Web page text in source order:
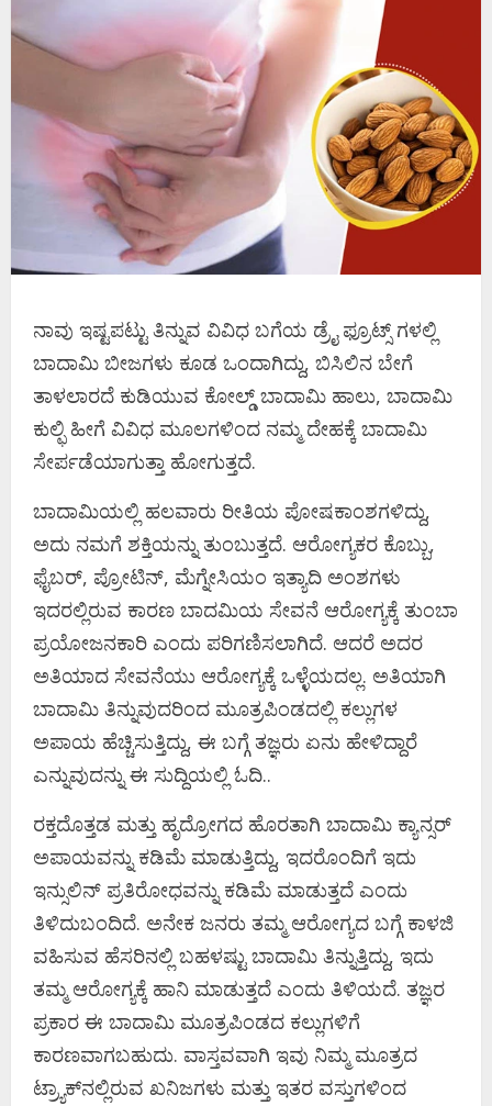
ನಾವು ಇಷ್ಟಪಟ್ಟು ತಿನ್ನುವ ವಿವಿಧ ಬಗೆಯ ಡ್ರೈ ಫ್ರೂಟ್ಸ್ ಗಳಲ್ಲಿ
ಬಾದಾಮಿ ಬೀಜಗಳು ಕೂಡ ಒಂದಾಗಿದ್ದು, ಬಿಸಿಲಿನ ಬೇಗೆ
ತಾಳಲಾರದೆ ಕುಡಿಯುವ ಕೋಲ್ಡ್ ಬಾದಾಮಿ ಹಾಲು, ಬಾದಾಮಿ
ಕುಲ್ಫಿ ಹೀಗೆ ವಿವಿಧ ಮೂಲಗಳಿಂದ ನಮ್ಮ ದೇಹಕ್ಕೆ ಬಾದಾಮಿ
ಸೇರ್ಪಡೆಯಾಗುತ್ತಾ ಹೋಗುತ್ತದೆ.
ಬಾದಾಮಿಯಲ್ಲಿ ಹಲವಾರು ರೀತಿಯ ಪೋಷಕಾಂಶಗಳಿದ್ದು,
ಅದು ನಮಗೆ ಶಕ್ತಿಯನ್ನು ತುಂಬುತ್ತದೆ. ಆರೋಗ್ಯಕರ ಕೊಬ್ಬು,
ಫೈಬರ್, ಪ್ರೋಟಿನ್, ಮೆಗ್ನೇಸಿಯಂ ಇತ್ಯಾದಿ ಅಂಶಗಳು
ಇದರಲ್ಲಿರುವ ಕಾರಣ ಬಾದಮಿಯ ಸೇವನೆ ಆರೋಗ್ಯಕ್ಕೆ ತುಂಬಾ
ಪ್ರಯೋಜನಕಾರಿ ಎಂದು ಪರಿಗಣಿಸಲಾಗಿದೆ. ಆದರೆ ಅದರ
ಅತಿಯಾದ ಸೇವನೆಯು ಆರೋಗ್ಯಕ್ಕೆ ಒಳ್ಳೆಯದಲ್ಲ. ಅತಿಯಾಗಿ
ಬಾದಾಮಿ ತಿನ್ನುವುದರಿಂದ ಮೂತ್ರಪಿಂಡದಲ್ಲಿ ಕಲ್ಲುಗಳ
ಅಪಾಯ ಹೆಚ್ಚಿಸುತ್ತಿದ್ದು, ಈ ಬಗ್ಗೆ ತಜ್ಞರು ಏನು ಹೇಳಿದ್ದಾರೆ
ಎನ್ನುವುದನ್ನು ಈ ಸುದ್ದಿಯಲ್ಲಿ ಓದಿ..
ರಕ್ತದೊತ್ತಡ ಮತ್ತು ಹೃದ್ರೋಗದ ಹೊರತಾಗಿ ಬಾದಾಮಿ ಕ್ಯಾನ್ಸರ್
ಅಪಾಯವನ್ನು ಕಡಿಮೆ ಮಾಡುತ್ತಿದ್ದು, ಇದರೊಂದಿಗೆ ಇದು
ಇನ್ಸುಲಿನ್ ಪ್ರತಿರೋಧವನ್ನು ಕಡಿಮೆ ಮಾಡುತ್ತದೆ ಎಂದು
ತಿಳಿದುಬಂದಿದೆ. ಅನೇಕ ಜನರು ತಮ್ಮ ಆರೋಗ್ಯದ ಬಗ್ಗೆ ಕಾಳಜಿ
ವಹಿಸುವ ಹೆಸರಿನಲ್ಲಿ ಬಹಳಷ್ಟು ಬಾದಾಮಿ ತಿನ್ನುತ್ತಿದ್ದು, ಇದು
ತಮ್ಮ ಆರೋಗ್ಯಕ್ಕೆ ಹಾನಿ ಮಾಡುತ್ತದೆ ಎಂದು ತಿಳಿಯದೆ. ತಜ್ಞರ
ಪ್ರಕಾರ ಈ ಬಾದಾಮಿ ಮೂತ್ರಪಿಂಡದ ಕಲ್ಲುಗಳಿಗೆ
ಕಾರಣವಾಗಬಹುದು. ವಾಸ್ತವವಾಗಿ ಇವು ನಿಮ್ಮ ಮೂತ್ರದ
ಟ್ರ್ಯಾಕ್‌ನಲ್ಲಿರುವ ಖನಿಜಗಳು ಮತ್ತು ಇತರ ವಸ್ತುಗಳಿಂದ